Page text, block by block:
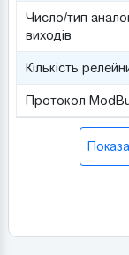
Число/тип
виходів
Кількість
Протокол